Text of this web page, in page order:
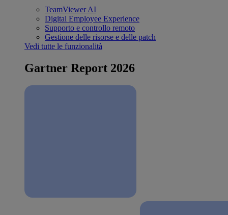
TeamViewer AI
Digital Employee Experience
Supporto e controllo remoto
Gestione delle risorse e delle patch
Vedi tutte le funzionalità
Gartner Report 2026